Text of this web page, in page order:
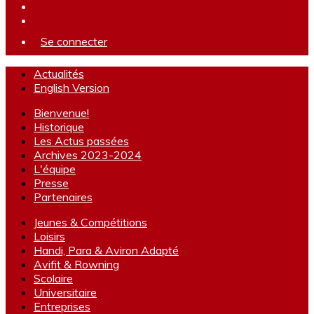
Se connecter
Actualités
English Version
Bienvenue!
Historique
Les Actus passées
Archives 2023-2024
L'équipe
Presse
Partenaires
Jeunes & Compétitions
Loisirs
Handi, Para & Aviron Adapté
Avifit & Rowning
Scolaire
Universitaire
Entreprises